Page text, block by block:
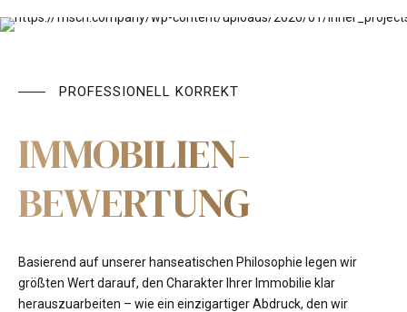
PROFESSIONELL KORREKT
IMMOBILIEN-
BEWERTUNG
Basierend auf unserer hanseatischen Philosophie legen wir
größten Wert darauf, den Charakter Ihrer Immobilie klar
herauszuarbeiten – wie ein einzigartiger Abdruck, den wir